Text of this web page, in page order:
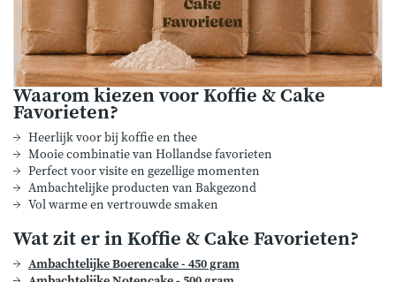
Waarom kiezen voor Koffie & Cake
Favorieten?
Heerlijk voor bij koffie en thee
Mooie combinatie van Hollandse favorieten
Perfect voor visite en gezellige momenten
Ambachtelijke producten van Bakgezond
Vol warme en vertrouwde smaken
Wat zit er in Koffie & Cake Favorieten?
Ambachtelijke Boerencake - 450 gram